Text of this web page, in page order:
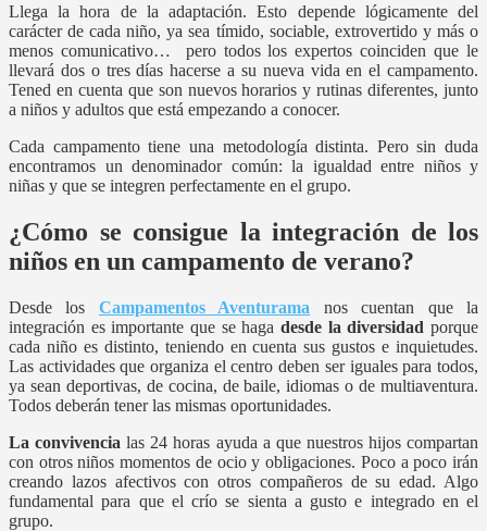
Llega la hora de la adaptación. Esto depende lógicamente del
carácter de cada niño, ya sea tímido, sociable, extrovertido y más o
menos comunicativo… pero todos los expertos coinciden que le
llevará dos o tres días hacerse a su nueva vida en el campamento.
Tened en cuenta que son nuevos horarios y rutinas diferentes, junto
a niños y adultos que está empezando a conocer.
Cada campamento tiene una metodología distinta. Pero sin duda
encontramos un denominador común: la igualdad entre niños y
niñas y que se integren perfectamente en el grupo.
¿Cómo se consigue la integración de los
niños en un campamento de verano?
Desde los Campamentos Aventurama nos cuentan que la
integración es importante que se haga desde la diversidad porque
cada niño es distinto, teniendo en cuenta sus gustos e inquietudes.
Las actividades que organiza el centro deben ser iguales para todos,
ya sean deportivas, de cocina, de baile, idiomas o de multiaventura.
Todos deberán tener las mismas oportunidades.
La convivencia las 24 horas ayuda a que nuestros hijos compartan
con otros niños momentos de ocio y obligaciones. Poco a poco irán
creando lazos afectivos con otros compañeros de su edad. Algo
fundamental para que el crío se sienta a gusto e integrado en el
grupo.